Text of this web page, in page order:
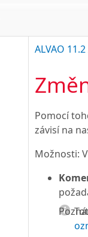
ALVAO 11.2
Pomocí
závisí na
Možnosti: